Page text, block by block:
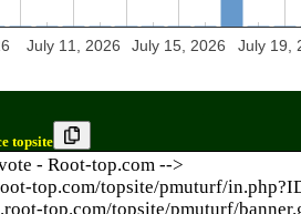
July 11, 2026 July 15, 2026 July 19,
topsite